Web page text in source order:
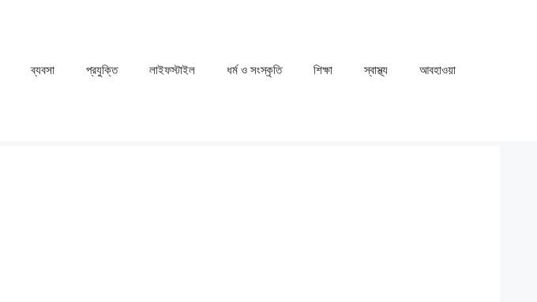
ব্যবসা প্রযুক্তি লাইফস্টাইল ধর্ম ও সংস্কৃতি ⁠⁠শিক্ষা ⁠⁠স্বাস্থ্য ⁠⁠আবহাওয়া